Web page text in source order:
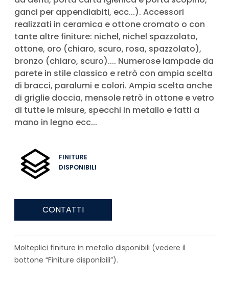
ganci per appendiabiti, ecc...). Accessori
realizzati in ceramica e ottone cromato o con
tante altre finiture: nichel, nichel spazzolato,
ottone, oro (chiaro, scuro, rosa, spazzolato),
bronzo (chiaro, scuro).... Numerose lampade da
parete in stile classico e retrò con ampia scelta
di bracci, paralumi e colori. Ampia scelta anche
di griglie doccia, mensole retrò in ottone e vetro
di tutte le misure, specchi in metallo e fatti a
mano in legno ecc...
FINITURE
DISPONIBILI
CONTATTI
Molteplici finiture in metallo disponibili (vedere il
bottone “Finiture disponibili”).